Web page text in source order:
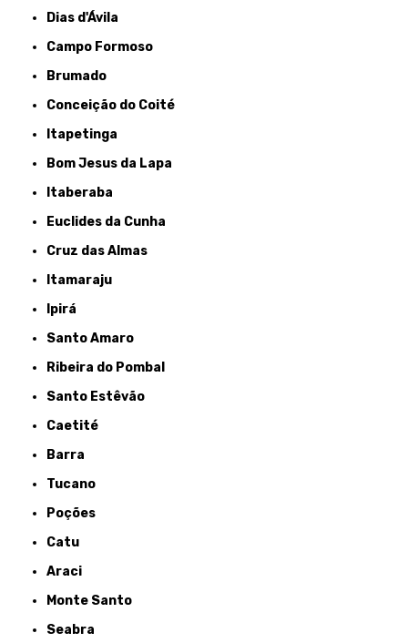
Dias d'Ávila
Campo Formoso
Brumado
Conceição do Coité
Itapetinga
Bom Jesus da Lapa
Itaberaba
Euclides da Cunha
Cruz das Almas
Itamaraju
Ipirá
Santo Amaro
Ribeira do Pombal
Santo Estêvão
Caetité
Barra
Tucano
Poções
Catu
Araci
Monte Santo
Seabra